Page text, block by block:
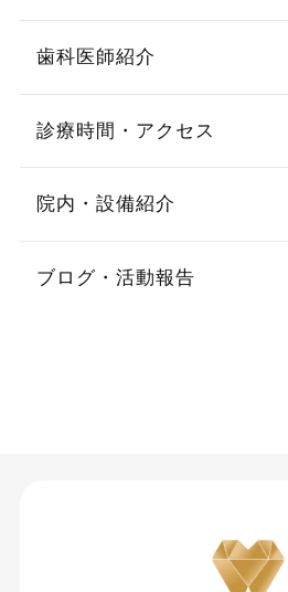
歯科医師紹介
診療時間・アクセス
院内・設備紹介
ブログ・活動報告